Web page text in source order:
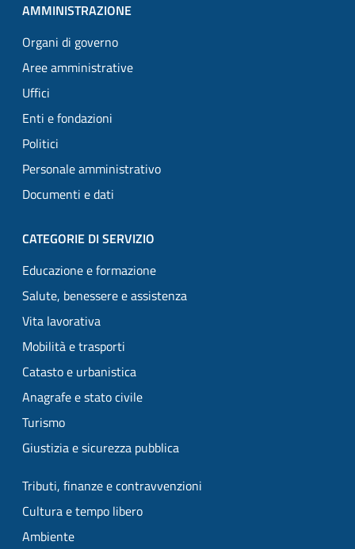
AMMINISTRAZIONE
Organi di governo
Aree amministrative
Uffici
Enti e fondazioni
Politici
Personale amministrativo
Documenti e dati
CATEGORIE DI SERVIZIO
Educazione e formazione
Salute, benessere e assistenza
Vita lavorativa
Mobilità e trasporti
Catasto e urbanistica
Anagrafe e stato civile
Turismo
Giustizia e sicurezza pubblica
Tributi, finanze e contravvenzioni
Cultura e tempo libero
Ambiente